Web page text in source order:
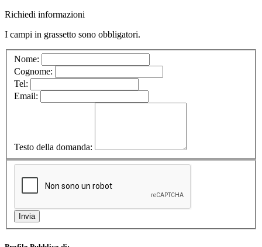
Richiedi informazioni
I campi in grassetto sono obbligatori.
Nome:
Cognome:
Tel:
Email:
Testo della domanda: